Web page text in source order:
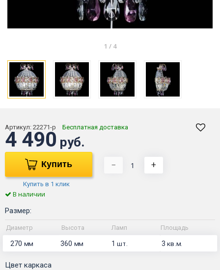
1 / 4
Артикул: 22271-р Бесплатная доставка
4 490 руб.
Купить
Купить в 1 клик
− +
В наличии
Размер:
Диаметр Высота Ламп Площадь
270 мм 360 мм 1шт. 3кв.м.
Цвет каркаса